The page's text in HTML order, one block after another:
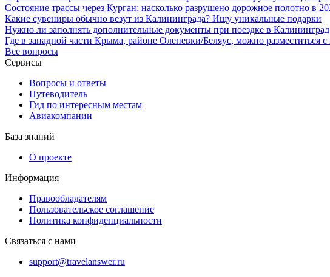
Состояние трассы через Курган: насколько разрушено дорожное полотно в
Какие сувениры обычно везут из Калининграда? Ищу уникальные подарки
Нужно ли заполнять дополнительные документы при поездке в
Где в западной части Крыма, районе Оленевки/Беляус, можно разместиться с
Все вопросы
Сервисы
Вопросы и ответы
Путеводитель
Гид по интересным местам
Авиакомпании
База знаний
О проекте
Информация
Правообладателям
Пользовательское соглашение
Политика конфиденциальности
Связаться с нами
support@travelanswer.ru